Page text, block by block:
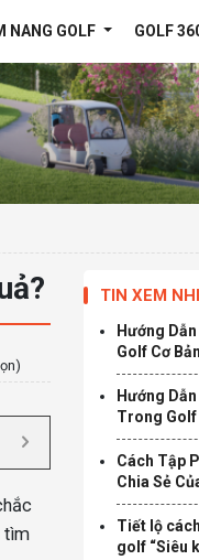
NANG GOLF GOLF
tìm
TIN XEM
Hướng
Golf Cơ
Mới Chơi
Hướng
Trong Golf
Nhất
Cách Tập
Chia Sẻ
Tiết lộ
golf “Siêu